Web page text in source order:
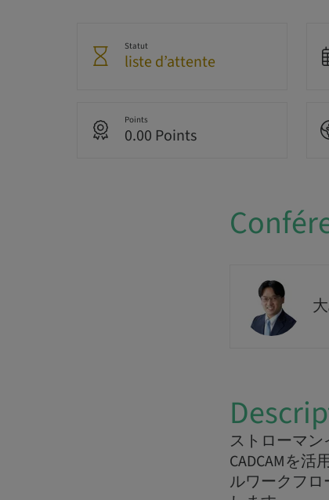
Statut
liste d’attente
Points
0.00 Points
ストローマン
CADCAMを
ルワークフ